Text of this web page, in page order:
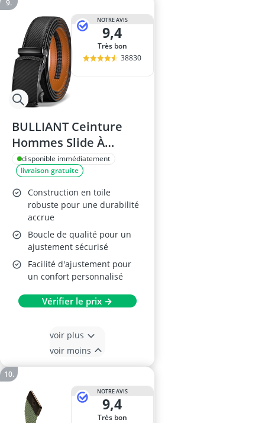
NOTRE AVIS
9,4
Très bon
38830
BULLIANT Ceinture
Hommes Slide À
Cliquet 110cm
disponible immédiatement
livraison gratuite
Construction en toile
robuste pour une durabilité
accrue
Boucle de qualité pour un
ajustement sécurisé
Facilité d'ajustement pour
un confort personnalisé
Vérifier le prix →
voir plus
voir moins
NOTRE AVIS
9,4
Très bon